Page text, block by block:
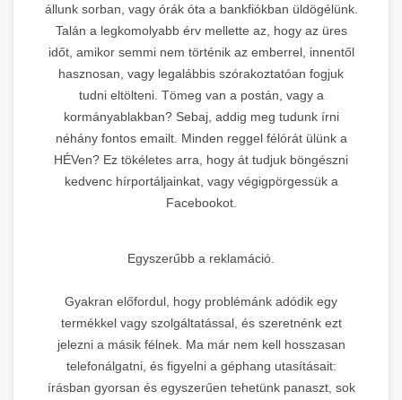
állunk sorban, vagy órák óta a bankfiókban üldögélünk.
Talán a legkomolyabb érv mellette az, hogy az üres
időt, amikor semmi nem történik az emberrel, innentől
hasznosan, vagy legalábbis szórakoztatóan fogjuk
tudni eltölteni. Tömeg van a postán, vagy a
kormányablakban? Sebaj, addig meg tudunk írni
néhány fontos emailt. Minden reggel félórát ülünk a
HÉVen? Ez tökéletes arra, hogy át tudjuk böngészni
kedvenc hírportáljainkat, vagy végigpörgessük a
Facebookot.
Egyszerűbb a reklamáció.
Gyakran előfordul, hogy problémánk adódik egy
termékkel vagy szolgáltatással, és szeretnénk ezt
jelezni a másik félnek. Ma már nem kell hosszasan
telefonálgatni, és figyelni a géphang utasításait:
írásban gyorsan és egyszerűen tehetünk panaszt, sok